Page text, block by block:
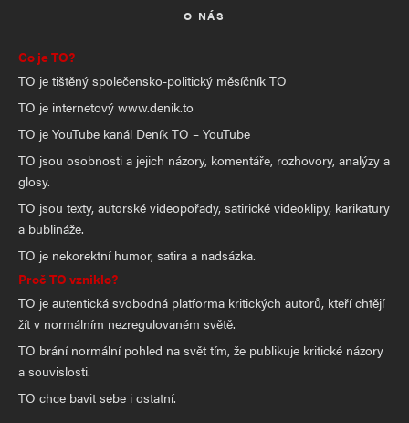
O NÁS
Co je TO?
TO je tištěný společensko-politický měsíčník TO
TO je internetový www.denik.to
TO je YouTube kanál Deník TO – YouTube
TO jsou osobnosti a jejich názory, komentáře, rozhovory, analýzy a
glosy.
TO jsou texty, autorské videopořady, satirické videoklipy, karikatury
a bublináže.
TO je nekorektní humor, satira a nadsázka.
Proč TO vzniklo?
TO je autentická svobodná platforma kritických autorů, kteří chtějí
žít v normálním nezregulovaném světě.
TO brání normální pohled na svět tím, že publikuje kritické názory
a souvislosti.
TO chce bavit sebe i ostatní.